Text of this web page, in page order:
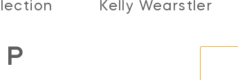
Kelly Wearstler
Р